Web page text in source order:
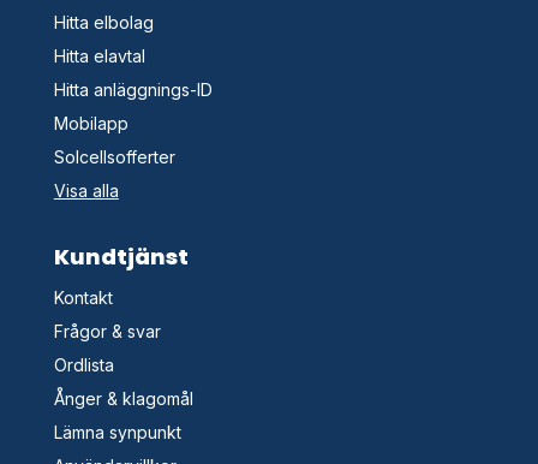
Hitta elbolag
Hitta elavtal
Hitta anläggnings-ID
Mobilapp
Solcellsofferter
Visa alla
Kundtjänst
Kontakt
Frågor & svar
Ordlista
Ånger & klagomål
Lämna synpunkt